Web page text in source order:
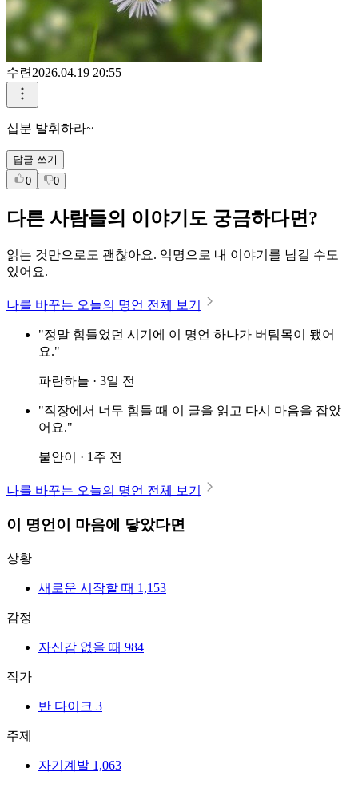
수련 2026.04.19 20:55
십분 발휘하라~
답글 쓰기
0
0
다른 사람들의 이야기도 궁금하다면?
읽는 것만으로도 괜찮아요. 익명으로 내 이야기를 남길 수도
있어요.
나를 바꾸는 오늘의 명언 전체 보기
"정말 힘들었던 시기에 이 명언 하나가 버팀목이 됐어
요."
파란하늘 · 3일 전
"직장에서 너무 힘들 때 이 글을 읽고 다시 마음을 잡았
어요."
불안이 · 1주 전
나를 바꾸는 오늘의 명언 전체 보기
이 명언이 마음에 닿았다면
상황
새로운 시작할 때 1,153
감정
자신감 없을 때 984
작가
반 다이크 3
주제
자기계발 1,063